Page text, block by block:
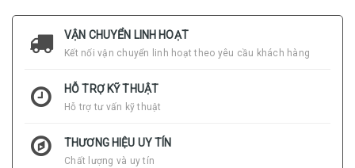
VẬN CHUYỂN LINH HOẠT
Kết nối vận chuyển linh hoạt theo yêu cầu khách hàng
HỖ TRỢ KỸ THUẬT
Hỗ trợ tư vấn kỹ thuật
THƯƠNG HIỆU UY TÍN
Chất lượng và uy tín